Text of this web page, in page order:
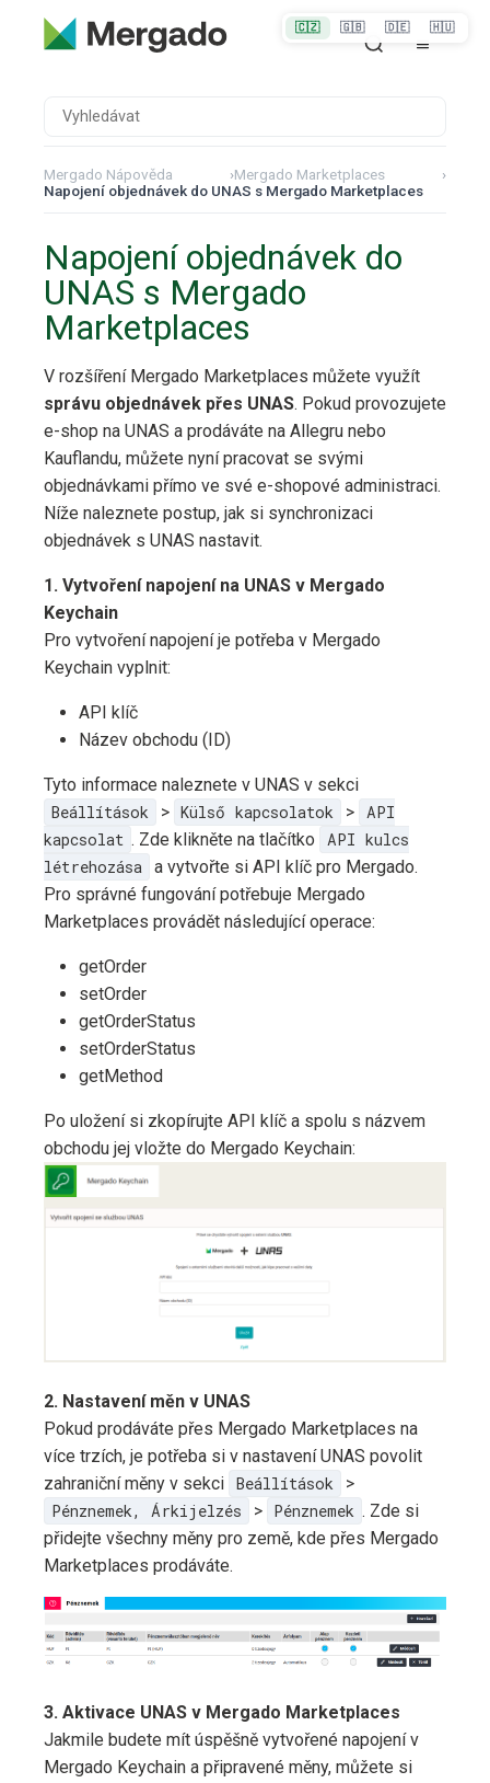
Mergado Nápověda ›Mergado Marketplaces
›
Napojení objednávek do UNAS s Mergado Marketplaces
Napojení objednávek do
UNAS s Mergado
Marketplaces
V rozšíření Mergado Marketplaces můžete využít
správu objednávek přes UNAS. Pokud provozujete
e-shop na UNAS a prodáváte na Allegru nebo
Kauflandu, můžete nyní pracovat se svými
objednávkami přímo ve své e-shopové administraci.
Níže naleznete postup, jak si synchronizaci
objednávek s UNAS nastavit.
1. Vytvoření napojení na UNAS v Mergado
Keychain
Pro vytvoření napojení je potřeba v Mergado
Keychain vyplnit:
API klíč
Název obchodu (ID)
Tyto informace naleznete v UNAS v sekci
Beállítások
> Külső kapcsolatok > API
kapcsolat . Zde klikněte na tlačítko
API kulcs
létrehozása a vytvořte si API klíč pro Mergado.
Pro správné fungování potřebuje Mergado
Marketplaces provádět následující operace:
getOrder
setOrder
getOrderStatus
setOrderStatus
getMethod
Po uložení si zkopírujte API klíč a spolu s názvem
obchodu jej vložte do Mergado Keychain:
2. Nastavení měn v UNAS
Pokud prodáváte přes Mergado Marketplaces na
více trzích, je potřeba si v nastavení UNAS povolit
zahraniční měny v sekci Beállítások
>
Pénznemek, Árkijelzés
> Pénznemek . Zde si
přidejte všechny měny pro země, kde přes Mergado
Marketplaces prodáváte.
3. Aktivace UNAS v Mergado Marketplaces
Jakmile budete mít úspěšně vytvořené napojení v
Mergado Keychain a připravené měny, můžete si
🇨🇿 🇬🇧 🇩🇪 🇭🇺